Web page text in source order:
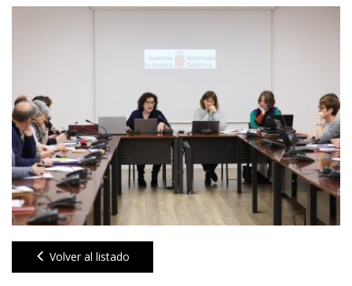
Volver al listado